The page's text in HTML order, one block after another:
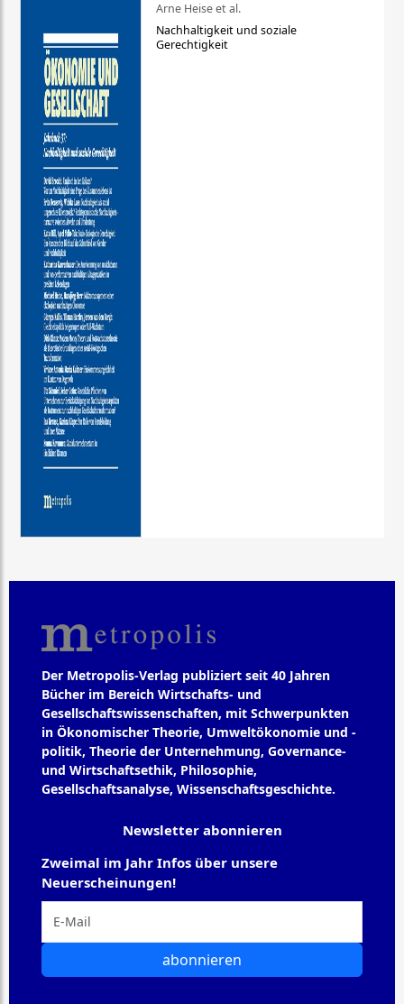
Arne Heise et al.
Nachhaltigkeit und soziale
Gerechtigkeit
Der Metropolis-Verlag publiziert seit 40 Jahren
Bücher im Bereich Wirtschafts- und
Gesellschaftswissenschaften, mit Schwerpunkten
in Ökonomischer Theorie, Umweltökonomie und -
politik, Theorie der Unternehmung, Governance-
und Wirtschaftsethik, Philosophie,
Gesellschaftsanalyse, Wissenschaftsgeschichte.
Newsletter abonnieren
Zweimal im Jahr Infos über unsere
Neuerscheinungen!
abonnieren